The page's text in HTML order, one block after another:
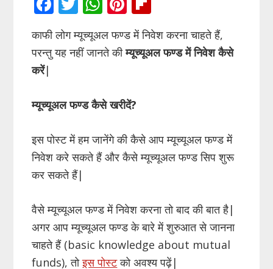
ac
e
b
o
itt
er
at
s
p
nt
er
e
p
b
o
काफी लोग म्यूच्यूअल फण्ड में निवेश करना चाहते हैं,
परन्तु यह नहीं जानते कीम्यूच्यूअल फण्ड में निवेश कैसे
करें|
म्यूच्यूअल फण्ड कैसे खरीदें?
इस पोस्ट में हम जानेंगे की कैसे आप म्यूच्यूअल फण्ड में
निवेश करे सकते हैं और कैसे म्यूच्यूअल फण्ड सिप शुरू
कर सकते हैं|
वैसे म्यूच्यूअल फण्ड में निवेश करना तो बाद की बात है|
अगर आप म्यूच्यूअल फण्ड के बारे में शुरुआत से जानना
चाहते हैं (basic knowledge about mutual
funds), तोइस पोस्टको अवश्य पढ़ें|